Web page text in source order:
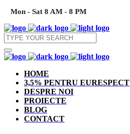
Mon - Sat 8 AM - 8 PM
HOME
3,5% PENTRU EURESPECT
DESPRE NOI
PROIECTE
BLOG
CONTACT